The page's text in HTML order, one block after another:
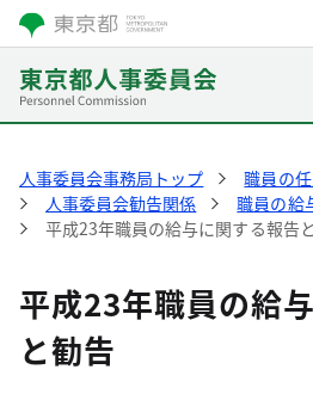
人事委員会事務局トップ
職員の
人事委員会勧告関係
職員の給
平成23年職員の給与に関する報告
平成23年職員の給
と勧告